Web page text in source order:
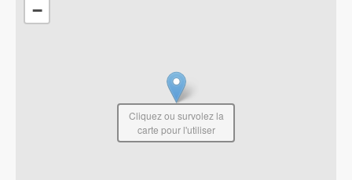
−
Cliquez ou survolez la
carte pour l'utiliser